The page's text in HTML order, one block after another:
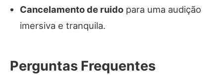
Cancelamento de ruido para uma audição
imersiva e tranquila.
Perguntas Frequentes